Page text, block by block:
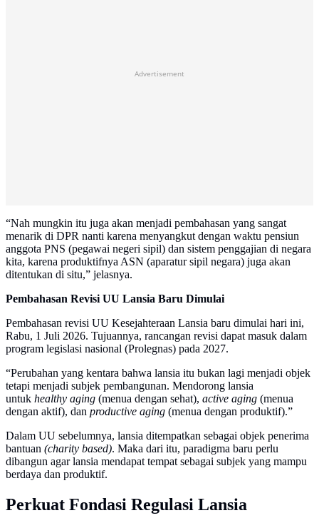
Advertisement
“Nah mungkin itu juga akan menjadi pembahasan yang sangat
menarik di DPR nanti karena menyangkut dengan waktu pensiun
anggota PNS (pegawai negeri sipil) dan sistem penggajian di negara
kita, karena produktifnya ASN (aparatur sipil negara) juga akan
ditentukan di situ,” jelasnya.
Pembahasan Revisi UU Lansia Baru Dimulai
Pembahasan revisi UU Kesejahteraan Lansia baru dimulai hari ini,
Rabu, 1 Juli 2026. Tujuannya, rancangan revisi dapat masuk dalam
program legislasi nasional (Prolegnas) pada 2027.
“Perubahan yang kentara bahwa lansia itu bukan lagi menjadi objek
tetapi menjadi subjek pembangunan. Mendorong lansia
untuk healthy aging (menua dengan sehat), active aging (menua
dengan aktif), dan productive aging (menua dengan produktif).”
Dalam UU sebelumnya, lansia ditempatkan sebagai objek penerima
bantuan (charity based). Maka dari itu, paradigma baru perlu
dibangun agar lansia mendapat tempat sebagai subjek yang mampu
berdaya dan produktif.
Perkuat Fondasi Regulasi Lansia